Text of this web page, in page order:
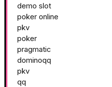
demo slot
poker online
pkv
poker
pragmatic
dominoqq
pkv
qq